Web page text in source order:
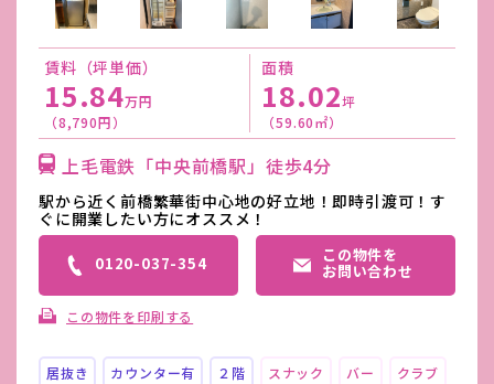
賃料（坪単価）
15.84万円
（8,790円）
面積
18.02坪
（59.60㎡）
上毛電鉄「中央前橋駅」徒歩4分
駅から近く前橋繁華街中心地の好立地！即時引渡可！す
ぐに開業したい方にオススメ！
0120-037-354 この物件を
お問い合わせ
この物件を印刷する
居抜き カウンター有 ２階 スナック バー クラブ